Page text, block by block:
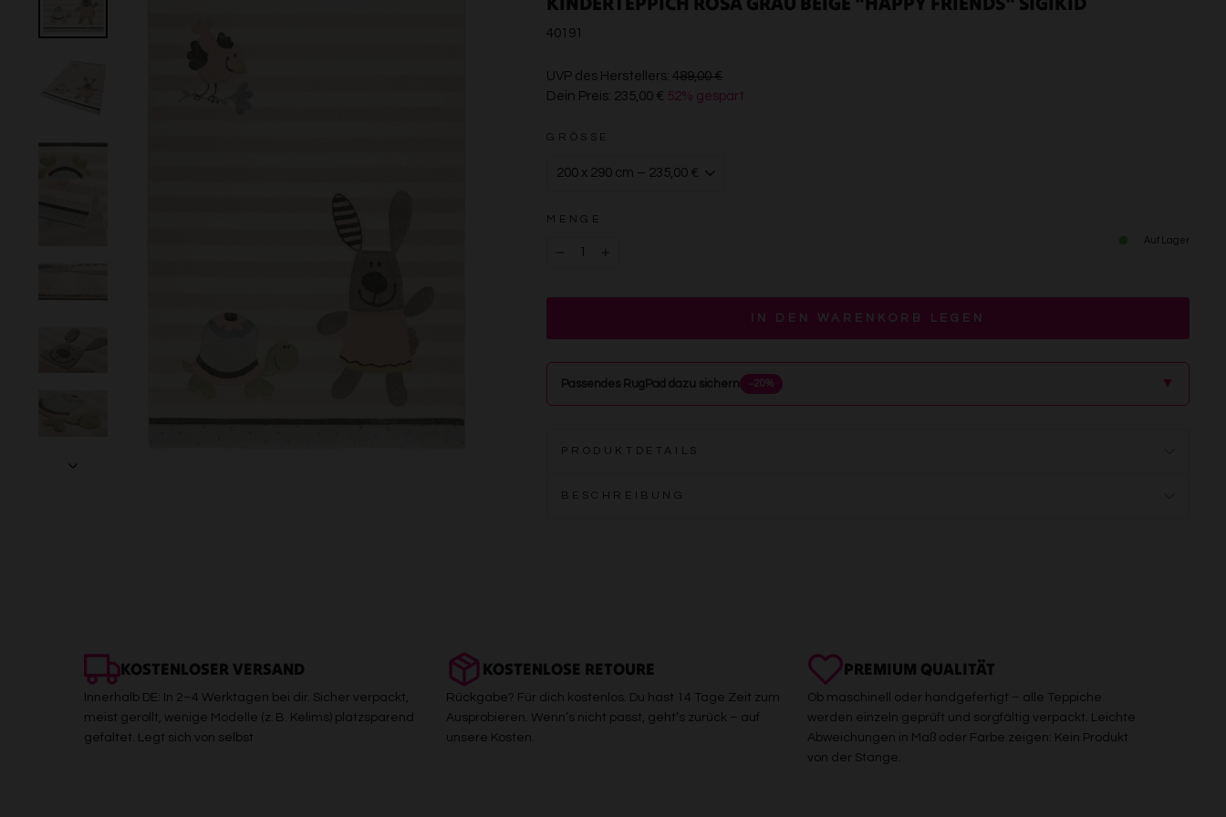
40191
UVP des Herstellers: 489,00 €€489,00
Dein Preis: 235,00 € 52% gespart
GRÖSSE
MENGE
Auf Lager
IN DEN WARENKORB LEGEN
Passendes RugPad dazu sichern −20% ▲
PRODUKTDETAILS
BESCHREIBUNG
KOSTENLOSER VERSAND
Innerhalb DE: In 2–4 Werktagen bei dir. Sicher verpackt,
meist gerollt, wenige Modelle (z. B. Kelims) platzsparend
gefaltet. Legt sich von selbst
KOSTENLOSE RETOURE
Rückgabe? Für dich kostenlos. Du hast 14 Tage Zeit zum
Ausprobieren. Wenn’s nicht passt, geht’s zurück – auf
unsere Kosten.
PREMIUM QUALITÄT
Ob maschinell oder handgefertigt – alle Teppiche
werden einzeln geprüft und sorgfältig verpackt. Leichte
Abweichungen in Maß oder Farbe zeigen: Kein Produkt
von der Stange.